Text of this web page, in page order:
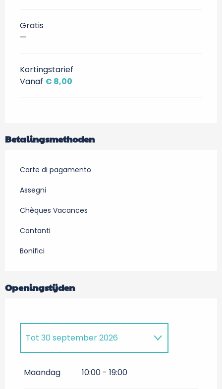
Gratis
—
Kortingstarief
Vanaf € 8,00
Betalingsmethoden
Carte di pagamento
Assegni
Chèques Vacances
Contanti
Bonifici
Openingstijden
2026
Tot 30 september 2026
Maandag 10:00 - 19:00